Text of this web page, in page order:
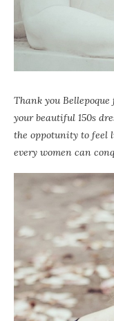
Thank you
your beautiful 150s
the oppotunity to feel
every women can